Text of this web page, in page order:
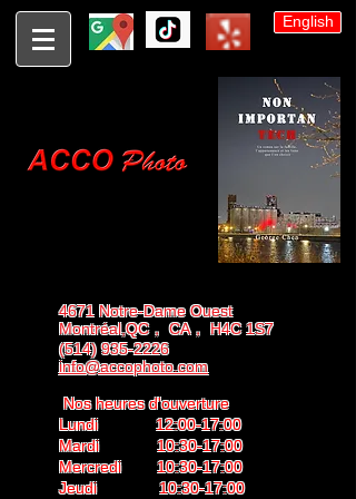
English
4671 Notre-Dame Ouest
Montréal,QC， CA， H4C 1S7
(514) 935-2226
info@accophoto.com
Nos heures d'ouverture
Lundi 12:00-17:00
Mardi 10:30-17:00
Mercredi 10:30-17:00
Jeudi 10:30-17:00